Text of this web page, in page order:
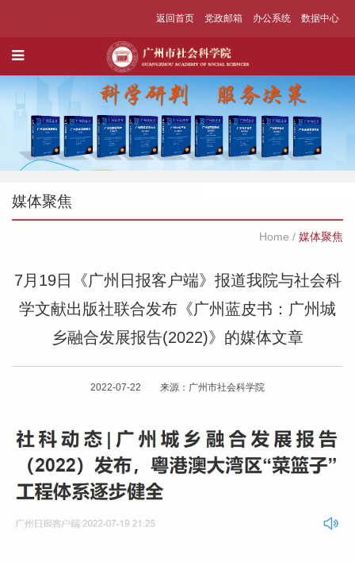
返回首页 党政邮箱 办公系统 数据中心
媒体聚焦
Home / 媒体聚焦
7月19日《广州日报客户端》报道我院与社会科
学文献出版社联合发布《广州蓝皮书：广州城
乡融合发展报告(2022)》的媒体文章
2022-07-22 来源：广州市社会科学院